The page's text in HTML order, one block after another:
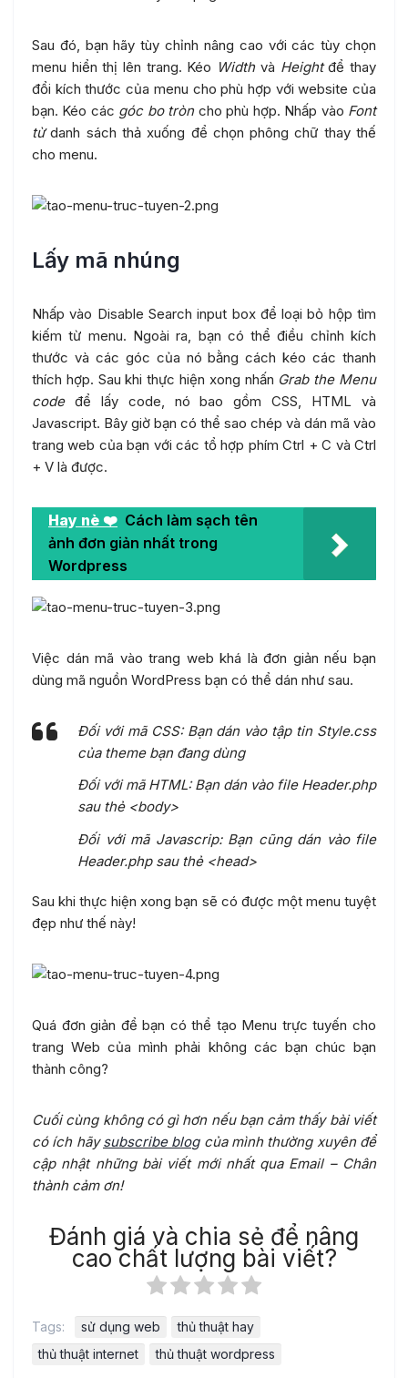
Sau đó, bạn hãy tùy chỉnh nâng cao với các tùy chọn
menu hiển thị lên trang. Kéo Widthvà Heightđể thay
đổi kích thước của menu cho phù hợp với website của
bạn. Kéo các góc bo tròncho phù hợp. Nhấp vào Font
từdanh sách thả xuống để chọn phông chữ thay thế
cho menu.
Lấy mã nhúng
Nhấp vào Disable Search input box để loại bỏ hộp tìm
kiếm từ menu. Ngoài ra, bạn có thể điều chỉnh kích
thước và các góc của nó bằng cách kéo các thanh
thích hợp. Sau khi thực hiện xong nhấn Grab the Menu
codeđể lấy code, nó bao gồm CSS, HTML và
Javascript. Bây giờ bạn có thể sao chép và dán mã vào
trang web của bạn với các tổ hợp phím Ctrl + C vàCtrl
+ V là được.
Hay nè ❤️ Cách làm sạch tên
ảnh đơn giản nhất trong
Wordpress
Việc dán mã vào trang web khá là đơn giản nếu bạn
dùng mã nguồn WordPress bạn có thể dán như sau.
Đối với mã CSS: Bạn dán vào tập tin Style.css
của theme bạn đang dùng
Đối với mã HTML: Bạn dán vào file Header.php
sau thẻ <body>
Đối với mã Javascrip: Bạn cũng dán vào file
Header.php sau thẻ <head>
Sau khi thực hiện xong bạn sẽ có được một menu tuyệt
đẹp như thế này!
Quá đơn giản để bạn có thể tạo Menu trực tuyến cho
trang Web của mình phải không các bạn chúc bạn
thành công?
Cuối cùng không có gì hơn nếu bạn cảm thấy bài viết
có ích hãysubscribe blogcủa mình thường xuyên để
cập nhật những bài viết mới nhất qua Email – Chân
thành cảm ơn!
Đánh giá và chia sẻ để nâng
cao chất lượng bài viết?
Tags: sử dụng web
thủ thuật hay
thủ thuật internet
thủ thuật wordpress